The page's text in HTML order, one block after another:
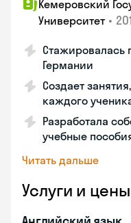
Кемеровский
Университет •
Стажировалась
Германии
Создает
каждого
Разработала
учебные
Читать дальше
Услуги и цены